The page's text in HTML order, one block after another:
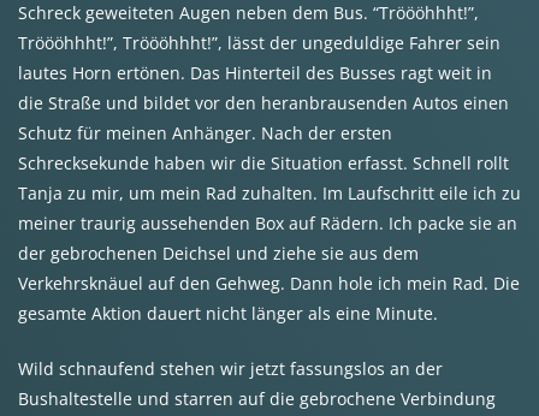
Schreck geweiteten Augen neben dem Bus. “Tröööhhht!”,
Tröööhhht!”, Tröööhhht!”, lässt der ungeduldige Fahrer sein
lautes Horn ertönen. Das Hinterteil des Busses ragt weit in
die Straße und bildet vor den heranbrausenden Autos einen
Schutz für meinen Anhänger. Nach der ersten
Schrecksekunde haben wir die Situation erfasst. Schnell rollt
Tanja zu mir, um mein Rad zuhalten. Im Laufschritt eile ich zu
meiner traurig aussehenden Box auf Rädern. Ich packe sie an
der gebrochenen Deichsel und ziehe sie aus dem
Verkehrsknäuel auf den Gehweg. Dann hole ich mein Rad. Die
gesamte Aktion dauert nicht länger als eine Minute.
Wild schnaufend stehen wir jetzt fassungslos an der
Bushaltestelle und starren auf die gebrochene Verbindung